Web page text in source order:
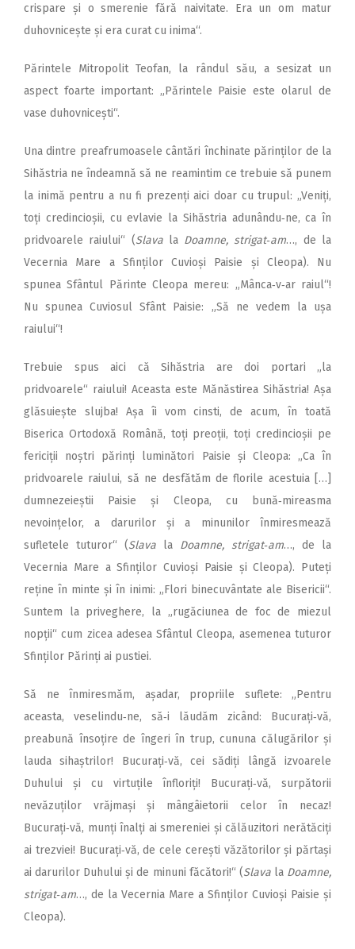
crispare și o smerenie fără naivitate. Era un om matur
duhov­nicește și era curat cu inima“.
Părintele Mitropolit Teofan, la rândul său, a sesizat un
aspect foarte important: „Părintele Paisie este olarul de
vase du­hovnicești“.
Una dintre preafrumoasele cântări închinate părinților de la
Sihăstria ne îndeamnă să ne reamintim ce trebuie să punem
la inimă pentru a nu fi prezenți aici doar cu trupul: „Veniți,
toți cre­dincioșii, cu evlavie la Sihăstria adunându‑ne, ca în
pridvoarele raiului“ (Slavala Doamne, stri­gat‑am…, de la
Vecernia Mare a Sfinților Cuvioși Paisie și Cleopa). Nu
spunea Sfântul Părinte Cleopa mereu: „Mânca‑v‑ar raiul“!
Nu spunea Cuviosul Sfânt Paisie: „Să ne vedem la ușa
raiului“!
Trebuie spus aici că Sihăstria are doi portari „la
pridvoarele“ raiului! Aceasta este Mănăstirea Sihăstria! Așa
glăsuiește slujba! Așa îi vom cinsti, de acum, în toată
Biserica Ortodoxă Română, toți preoții, toți credincioșii pe
fericiții noștri părinți luminători Paisie și Cleopa: „Ca în
pridvoarele raiului, să ne desfătăm de florile acestuia […]
dumnezeieștii Paisie și Cleopa, cu bună‑mireasma
nevoințelor, a darurilor și a minunilor înmiresmează
sufletele tuturor“ (Slava la Doamne, strigat‑am…, de la
Vecernia Mare a Sfinților Cuvioși Paisie și Cleopa). Puteți
reține în minte și în inimi: „Flori binecuvântate ale Bisericii“.
Suntem la priveghere, la „rugăciunea de foc de miezul
nopții“ cum zicea adesea Sfântul Cleopa, asemenea tuturor
Sfinților Părinți ai pustiei.
Să ne înmiresmăm, așadar, propriile suflete: „Pentru
aceasta, veselindu‑ne, să‑i lăudăm zicând: Bucurați‑vă,
preabună însoțire de îngeri în trup, cununa călugărilor și
lauda sihaștrilor! Bucurați‑vă, cei sădiți lângă izvoarele
Duhului și cu virtuțile înfloriți! Bucurați‑vă, surpătorii
nevăzuților vrăjmași și mângâietorii celor în necaz!
Bucurați‑vă, munți înalți ai smereniei și călăuzitori nerătăciți
ai trezviei! Bucurați‑vă, de cele cerești văzătorilor și părtași
ai darurilor Duhului și de minuni făcători!“ (Slavala Doamne,
strigat‑am…, de la Vecernia Mare a Sfinților Cuvioși Paisie și
Cleopa).